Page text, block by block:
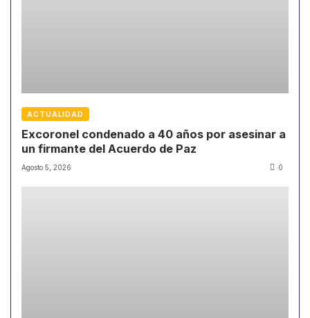
ACTUALIDAD
Excoronel condenado a 40 años por asesinar a
un firmante del Acuerdo de Paz
Agosto 5, 2026 0